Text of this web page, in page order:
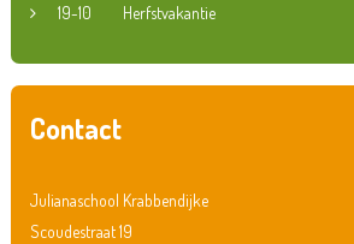
19-10 Herfstvakantie
Contact
Julianaschool Krabbendijke
Scoudestraat 19